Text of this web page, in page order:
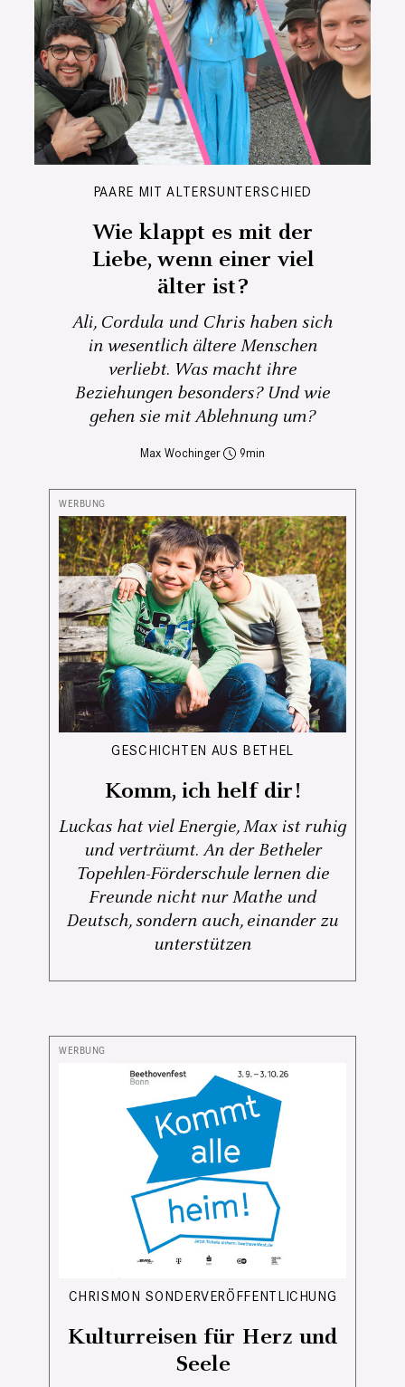
PAARE MIT ALTERSUNTERSCHIED
Wie klappt es mit der
Liebe, wenn einer viel
älter ist?
Ali, Cordula und Chris haben sich
in wesentlich ältere Menschen
verliebt. Was macht ihre
Beziehungen besonders? Und wie
gehen sie mit Ablehnung um?
Max Wochinger 9
GESCHICHTEN AUS BETHEL
Komm, ich helf dir!
Luckas hat viel Energie, Max ist ruhig
und verträumt. An der Betheler
Topehlen-Förderschule lernen die
Freunde nicht nur Mathe und
Deutsch, sondern auch, einander zu
unterstützen
CHRISMON SONDERVERÖFFENTLICHUNG
Kulturreisen für Herz und
Seele